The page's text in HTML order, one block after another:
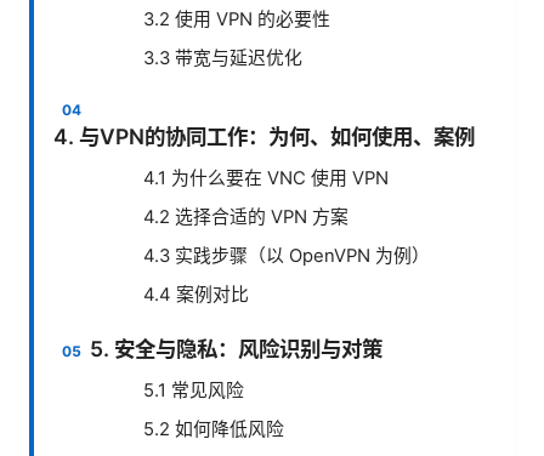
3.2 使用 VPN 的必要性
3.3 带宽与延迟优化
4. 与VPN的协同工作：为何、如何使用、案例
4.1 为什么要在 VNC 使用 VPN
4.2 选择合适的 VPN 方案
4.3 实践步骤（以 OpenVPN 为例）
4.4 案例对比
5. 安全与隐私：风险识别与对策
5.1 常见风险
5.2 如何降低风险